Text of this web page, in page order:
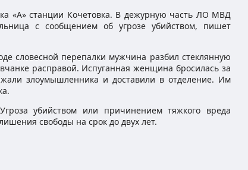
«А» станции Кочетовка. В дежурную часть ЛО МВД
с сообщением об угрозе убийством, пишет
словесной перепалки мужчина разбил стеклянную
расправой. Испуганная женщина бросилась за
злоумышленника и доставили в отделение. Им
убийством или причинением тяжкого вреда
свободы на срок до двух лет.